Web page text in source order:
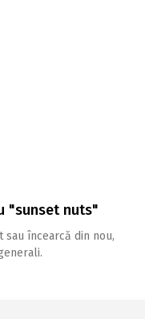
"sunset nuts"
încearcă din nou,